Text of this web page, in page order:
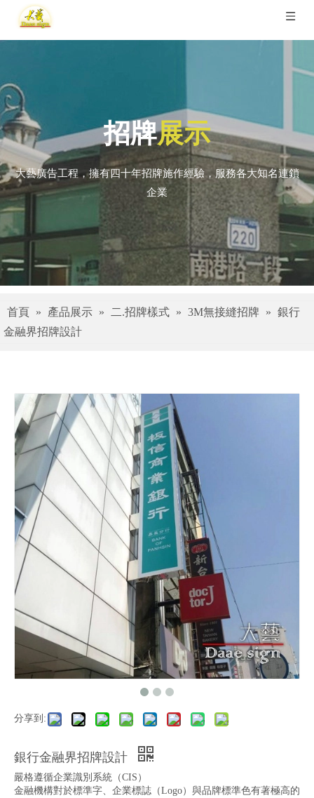
招牌展示
大藝廣告工程，擁有四十年招牌施作經驗，服務各大知名連鎖
企業
首頁 » 產品展示 » 二.招牌樣式 » 3M無接縫招牌 » 銀行
金融界招牌設計
分享到:
銀行金融界招牌設計
嚴格遵循企業識別系統（CIS）
金融機構對於標準字、企業標誌（Logo）與品牌標準色有著極高的